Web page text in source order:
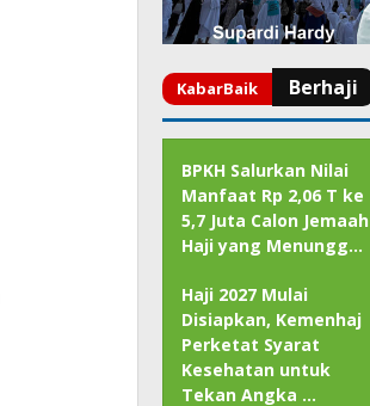
BPKH Salurkan Nilai
Manfaat Rp 2,06 T ke
5,7 Juta Calon Jemaah
Haji yang Menungg…
Haji 2027 Mulai
Disiapkan, Kemenhaj
Perketat Syarat
Kesehatan untuk
Tekan Angka …